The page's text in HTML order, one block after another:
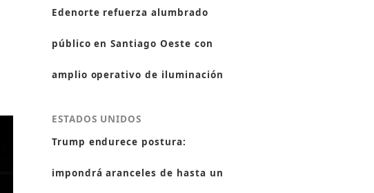
Edenorte refuerza alumbrado
público en Santiago Oeste con
amplio operativo de iluminación
ESTADOS UNIDOS
Trump endurece postura:
impondrá aranceles de hasta un